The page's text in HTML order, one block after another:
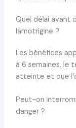
Quel délai avant
lamotrigine ?
Les bénéfices
à 6 semaines, le
atteinte et que
Peut-on
danger ?